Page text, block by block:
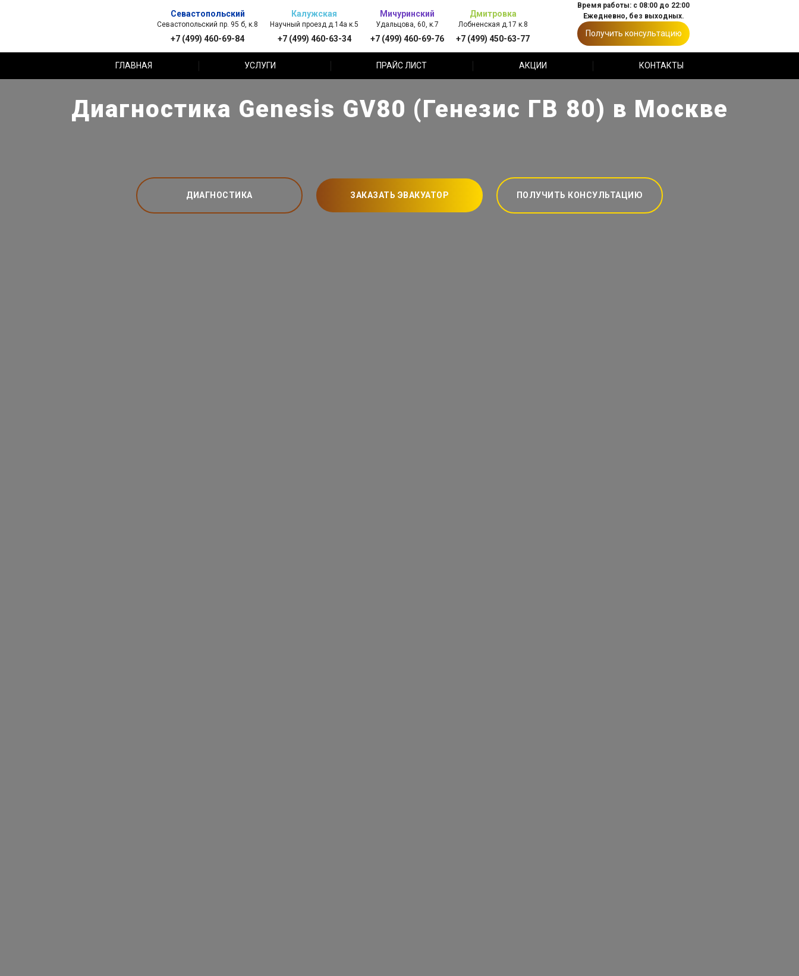
Севастопольский
Севастопольский пр. 95 б, к.8
+7 (499) 460-69-84
Калужская
Научный проезд д.14а к.5
+7 (499) 460-63-34
Мичуринский
Удальцова, 60, к.7
+7 (499) 460-69-76
Дмитровка
Лобненская д.17 к.8
+7 (499) 450-63-77
Время работы: с 08:00 до 22:00
Ежедневно, без выходных.
Получить консультацию
ГЛАВНАЯ УСЛУГИ ПРАЙС ЛИСТ АКЦИИ КОНТАКТЫ
Диагностика Genesis GV80 (Генезис ГВ 80) в Москве
ДИАГНОСТИКА ЗАКАЗАТЬ ЭВАКУАТОР ПОЛУЧИТЬ КОНСУЛЬТАЦИЮ